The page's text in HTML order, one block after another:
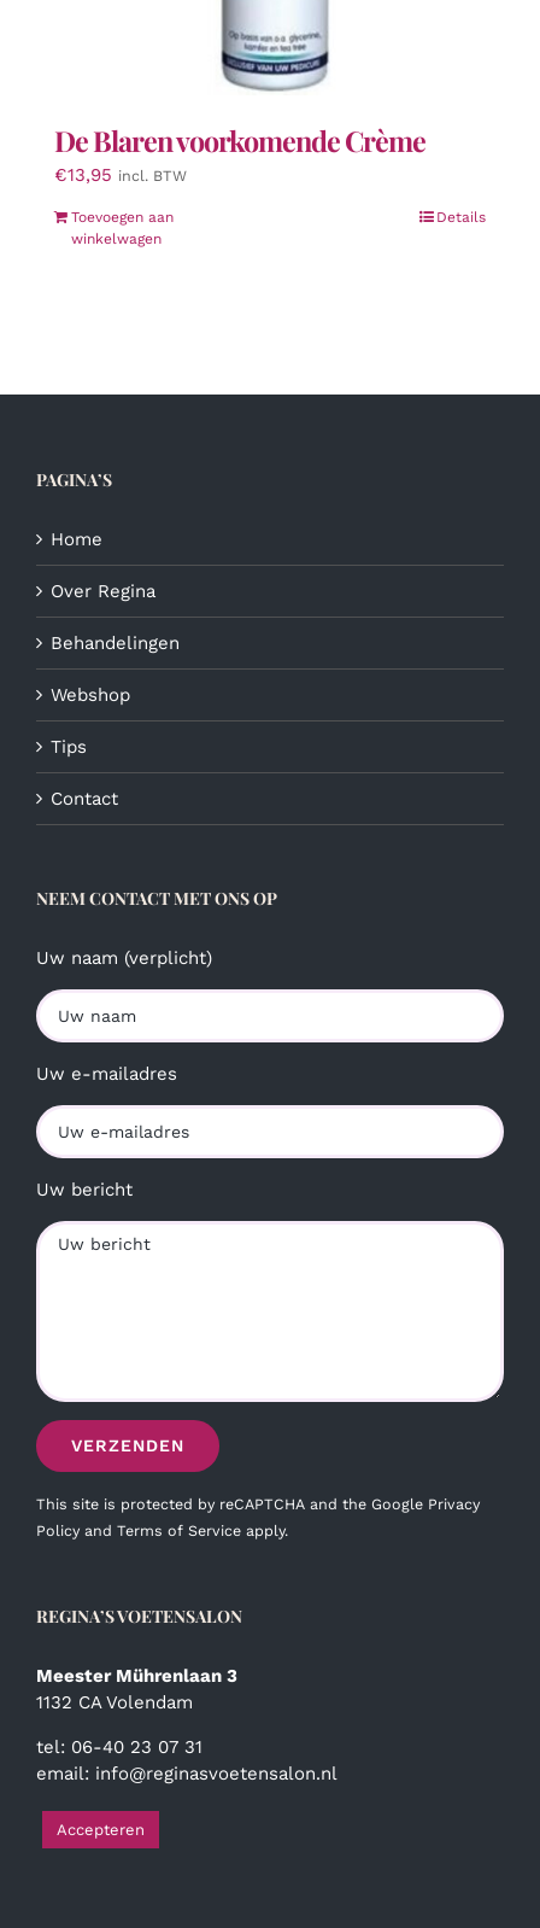
De Blaren voorkomende Crème
€13,95 incl. BTW
Toevoegen aan
winkelwagen
Details
PAGINA’S
Home
Over Regina
Behandelingen
Webshop
Tips
Contact
NEEM CONTACT MET ONS OP
Uw naam (verplicht)
Uw e-mailadres
Uw bericht
This site is protected by reCAPTCHA and the Google Privacy
Policy and Terms of Service apply.
REGINA’S VOETENSALON
Meester Mührenlaan 3
1132 CA Volendam
tel: 06-40 23 07 31
email: info@reginasvoetensalon.nl
Accepteren